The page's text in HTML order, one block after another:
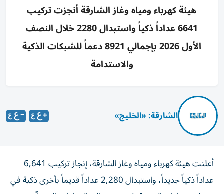
هيئة كهرباء ومياه وغاز الشارقة أنجزت تركيب
6641 عداداً ذكياً واستبدال 2280 خلال النصف
الأول 2026 بإجمالي 8921 دعماً للشبكات الذكية
والاستدامة
الشارقة: «الخليج»
أعلنت هيئة كهرباء ومياه وغاز الشارقة، إنجاز تركيب 6,641
عداداً ذكياً جديداً، واستبدال 2,280 عداداً قديماً بأخرى ذكية في